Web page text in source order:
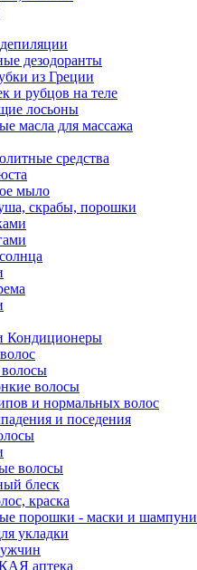
дезодоранты
из Греции
и рубцов на теле
лосьоны
масла для массажа
средства
мыло
скрабы, порошки
Кондиционеры
волосы
и нормальных волос
и поседения
волосы
блеск
краска
порошки - маски и шампуни
укладки
аптека